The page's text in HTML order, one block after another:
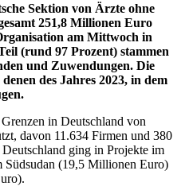
Sektion von Ärzte ohne
251,8 Millionen Euro
am Mittwoch in
(rund 97 Prozent) stammen
und Zuwendungen. Die
des Jahres 2023, in dem
in Deutschland von
davon 11.634 Firmen und 380
ging in Projekte im
(19,5 Millionen Euro)